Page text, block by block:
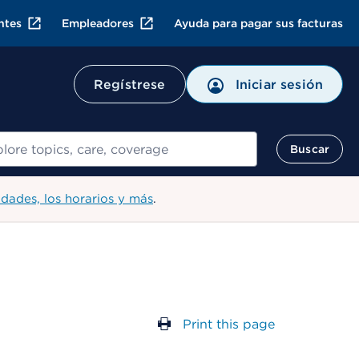
Empleadores Ayuda para pagar sus facturas
Regístrese Iniciar sesión
Buscar
los horarios y más.
Print this page